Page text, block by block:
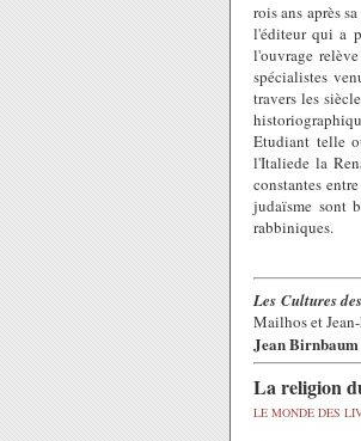
rois ans après
l'éditeur qui a
l'ouvrage
spécialistes
travers les
Etudiant telle
l'Italiede la
constantes
judaïsme sont
rabbiniques.
Les Cultures
Mailhos et
Jean Birnbaum
La religion
LE MONDE DES